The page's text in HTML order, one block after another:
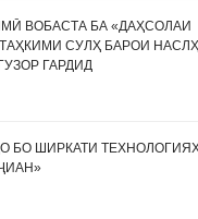
ВОБАСТА БА «ДАҲСОЛАИ
СУЛҲ БАРОИ
ГАРДИД
БО ШИРКАТИ